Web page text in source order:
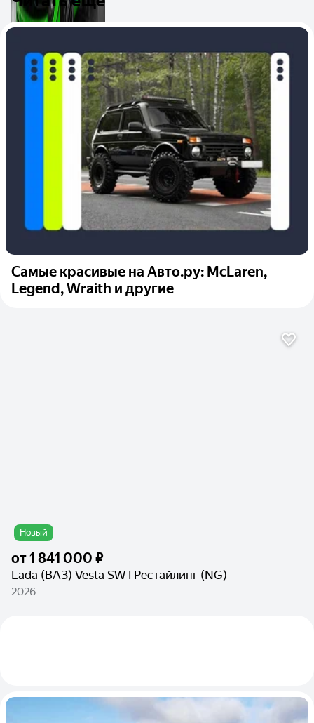
Самые красивые на Авто.ру: McLaren,
Legend, Wraith и другие
Новый
от1 841 000 ₽
Lada (ВАЗ) Vesta SW I Рестайлинг (NG)
2026